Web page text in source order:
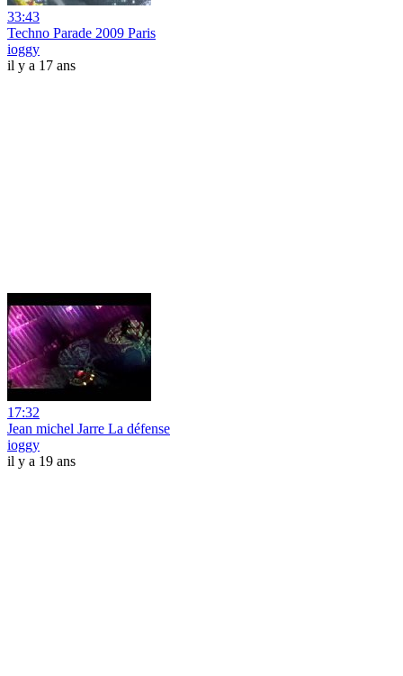
33:43
Techno Parade 2009 Paris
ioggy
il y a 17 ans
17:32
Jean michel Jarre La défense
ioggy
il y a 19 ans